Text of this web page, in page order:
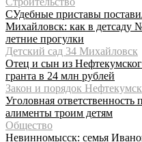
СУдебные приставы
Михайловск: как в детсаду
летние прогулки
Детский сад 34 Михайловск
Отец и сын из
гранта в 24 млн рублей
Закон и порядок
Уголовная ответственность
алименты троим детям
Общество
Невинномысск: семья